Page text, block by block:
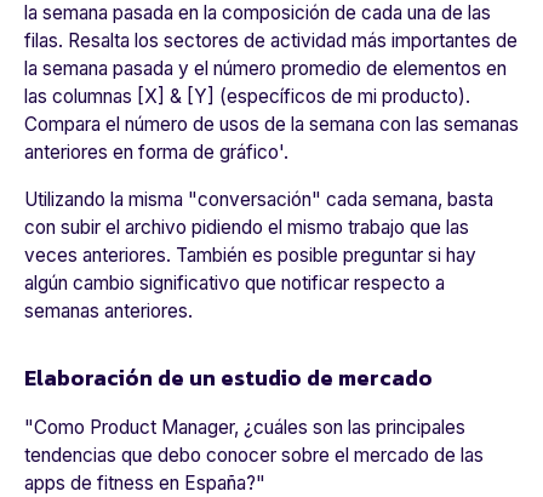
la semana pasada en la composición de cada una de las
filas. Resalta los sectores de actividad más importantes de
la semana pasada y el número promedio de elementos en
las columnas [X] & [Y]
(específicos de mi producto).
Compara el número de usos de la semana con las semanas
anteriores en forma de gráfico'.
Utilizando la misma "conversación" cada semana, basta
con subir el archivo pidiendo el mismo trabajo que las
veces anteriores. También es posible preguntar si hay
algún cambio significativo que notificar respecto a
semanas anteriores.
Elaboración de un estudio de mercado
"Como Product Manager, ¿cuáles son las principales
tendencias que debo conocer sobre el mercado de las
apps de fitness en España?"